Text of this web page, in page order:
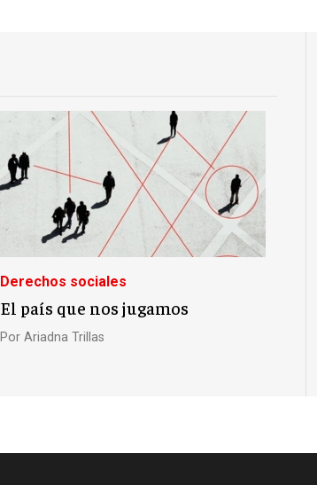
Derechos sociales
El país que nos jugamos
Por Ariadna Trillas